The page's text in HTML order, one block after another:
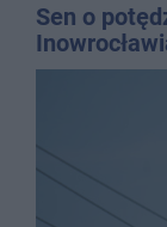
Sen o